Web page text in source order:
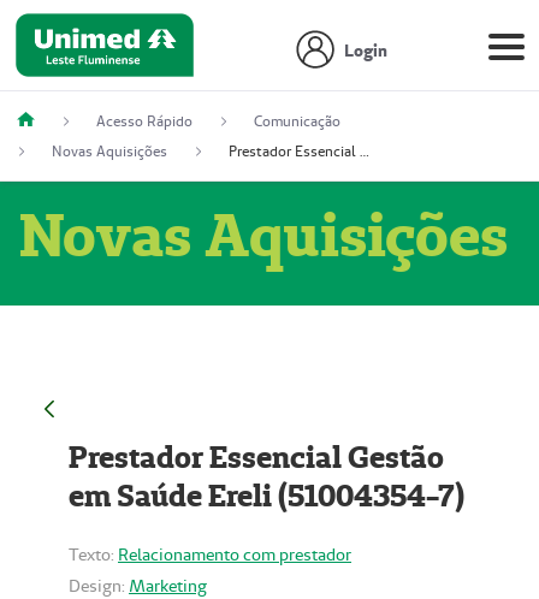
Login
Acesso Rápido
Comunicação
Novas Aquisições
Prestador Essencial Gestão em Saúde Ereli (51004354-7)
Novas Aquisições
Prestador Essencial Gestão
em Saúde Ereli (51004354-7)
Texto: Relacionamento com prestador
Design: Marketing